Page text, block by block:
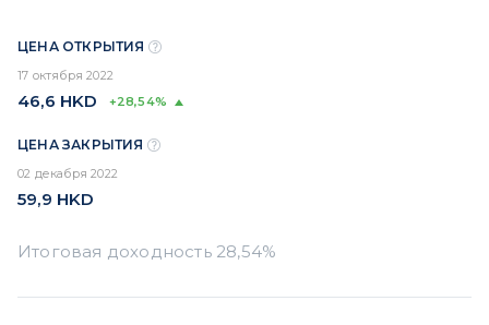
ЦЕНА ОТКРЫТИЯ
17 октября 2022
46,6 HKD +28,54%
ЦЕНА ЗАКРЫТИЯ
02 декабря 2022
59,9 HKD